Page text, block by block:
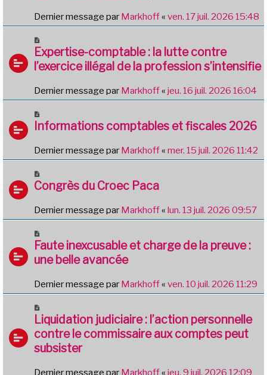
Dernier message par Markhoff« ven. 17 juil. 2026 15:48
Expertise-comptable : la lutte contre
l’exercice illégal de la profession s’intensifie
Dernier message par Markhoff« jeu. 16 juil. 2026 16:04
Informations comptables et fiscales 2026
Dernier message par Markhoff« mer. 15 juil. 2026 11:42
Congrès du Croec Paca
Dernier message par Markhoff« lun. 13 juil. 2026 09:57
Faute inexcusable et charge de la preuve :
une belle avancée
Dernier message par Markhoff« ven. 10 juil. 2026 11:29
Liquidation judiciaire : l’action personnelle
contre le commissaire aux comptes peut
subsister
Dernier message par Markhoff« jeu. 9 juil. 2026 12:09